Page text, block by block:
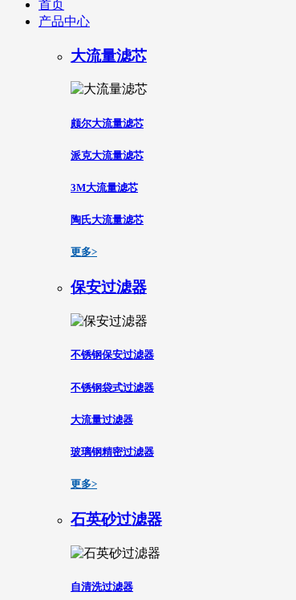
首页
产品中心
大流量滤芯
颇尔大流量滤芯
派克大流量滤芯
3M大流量滤芯
陶氏大流量滤芯
更多>
保安过滤器
不锈钢保安过滤器
不锈钢袋式过滤器
大流量过滤器
玻璃钢精密过滤器
更多>
石英砂过滤器
自清洗过滤器